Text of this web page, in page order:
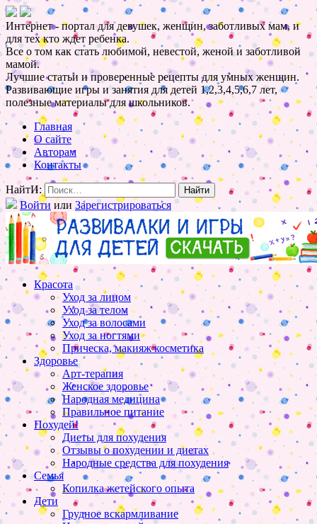
Интернет - портал для девушек, женщин, заботливых мам, и
для тех кто ждет ребенка.
Все о том как стать любимой, невестой, женой и заботливой
мамой.
Лучшие статьи и проверенные рецепты для умных женщин.
Развивающие игры и занятия для детей 1,2,3,4,5,6,7 лет,
полезные материалы для школьников.
Главная
О сайте
Авторам
Контакты
НайтИ:
Войти или Зарегистрироваться
Красота
Уход за лицом
Уход за телом
Уход за волосами
Уход за ногтями
Прическа, макияж косметика
Здоровье
Арт-терапия
Женское здоровье
Народная медицина
Правильное питание
Похудей!
Диеты для похудения
Отзывы о похудении и диетах
Народные средства для похудения
Семья
Копилка жетейского опыта
Дети
Грудное вскармливание